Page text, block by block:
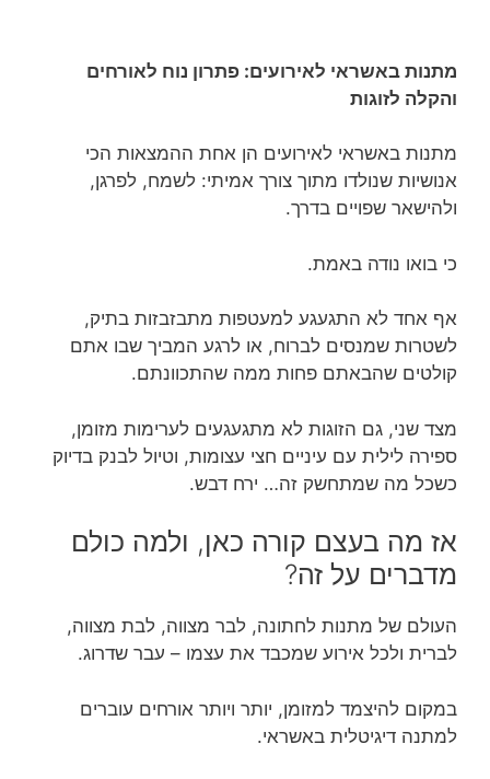
מתנות באשראי לאירועים: פתרון נוח לאורחים
והקלה לזוגות
מתנות באשראי לאירועים הן אחת ההמצאות הכי
אנושיות שנולדו מתוך צורך אמיתי: לשמח, לפרגן,
ולהישאר שפויים בדרך.
כי בואו נודה באמת.
אף אחד לא התגעגע למעטפות מתבזבזות בתיק,
לשטרות שמנסים לברוח, או לרגע המביך שבו אתם
קולטים שהבאתם פחות ממה שהתכוונתם.
מצד שני, גם הזוגות לא מתגעגעים לערימות מזומן,
ספירה לילית עם עיניים חצי עצומות, וטיול לבנק בדיוק
כשכל מה שמתחשק זה… ירח דבש.
אז מה בעצם קורה כאן, ולמה כולם
מדברים על זה?
העולם של מתנות לחתונה, לבר מצווה, לבת מצווה,
לברית ולכל אירוע שמכבד את עצמו – עבר שדרוג.
במקום להיצמד למזומן, יותר ויותר אורחים עוברים
למתנה דיגיטלית באשראי.